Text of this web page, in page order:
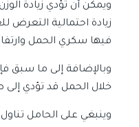
ويمكن أن تؤدي زيادة
زيادة احتمالية التعرض
فيها سكري الحمل
وبالإضافة إلى ما سبق
خلال الحمل قد تؤدي إلى
وينبغي على الحامل